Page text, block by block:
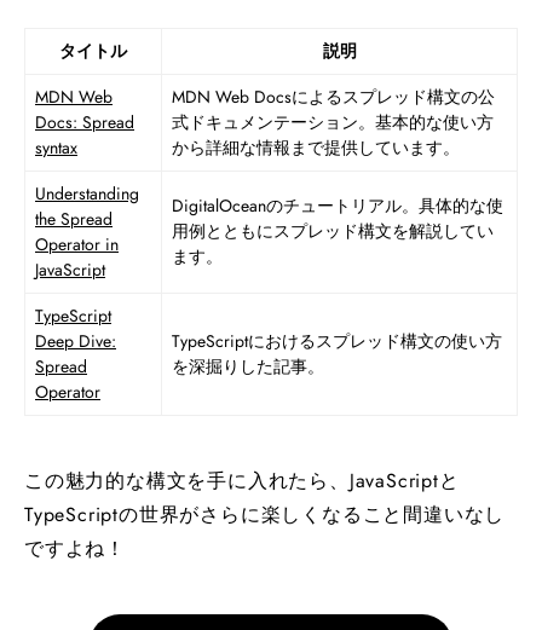
タイトル
説明
MDN Web
Docs: Spread
syntax
MDN Web Docsによるスプレッド構文の公
式ドキュメンテーション。基本的な使い方
から詳細な情報まで提供しています。
Understanding
the Spread
Operator in
JavaScript
DigitalOceanのチュートリアル。具体的な使
用例とともにスプレッド構文を解説してい
ます。
TypeScript
Deep Dive:
Spread
Operator
TypeScriptにおけるスプレッド構文の使い方
を深掘りした記事。
この魅力的な構文を手に入れたら、JavaScriptと
TypeScriptの世界がさらに楽しくなること間違いなし
ですよね！